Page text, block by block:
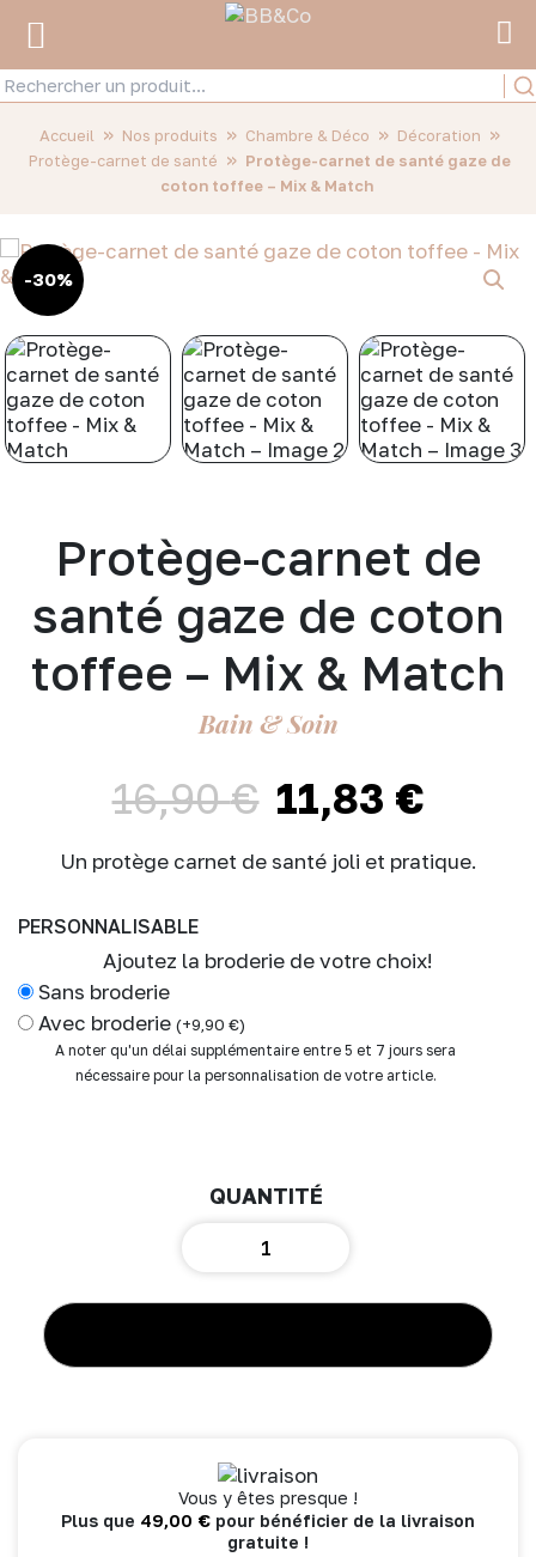
Accueil » Nos produits » Chambre & Déco » Décoration »
Protège-carnet de santé » Protège-carnet de santé gaze de
coton toffee – Mix & Match
-30%
Protège-carnet de
santé gaze de coton
toffee – Mix & Match
Bain & Soin
16,90€
Le
initial
était :
11,83 €Le
est :
Un protège carnet de santé joli et pratique.
PERSONNALISABLE
Ajoutez la broderie de votre choix!
Sans broderie
Avec broderie (+9,90 €)
A noter qu'un délai supplémentaire entre 5 et 7 jours sera
nécessaire pour la personnalisation de votre article.
carnet
toffee
Mix
Vous y êtes presque !
Plus que 49,00 € pour bénéficier de la livraison
gratuite !